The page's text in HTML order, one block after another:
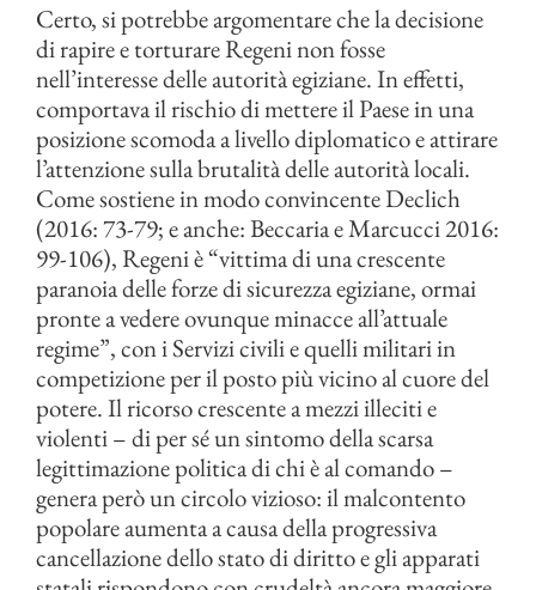
Certo, si potrebbe argomentare che la decisione
di rapire e torturare Regeni non fosse
nell’interesse delle autorità egiziane. In effetti,
comportava il rischio di mettere il Paese in una
posizione scomoda a livello diplomatico e attirare
l’attenzione sulla brutalità delle autorità locali.
Come sostiene in modo convincente Declich
(2016: 73-79; e anche: Beccaria e Marcucci 2016:
99-106), Regeni è “vittima di una crescente
paranoia delle forze di sicurezza egiziane, ormai
pronte a vedere ovunque minacce all’attuale
regime”, con i Servizi civili e quelli militari in
competizione per il posto più vicino al cuore del
potere. Il ricorso crescente a mezzi illeciti e
violenti – di per sé un sintomo della scarsa
legittimazione politica di chi è al comando –
genera però un circolo vizioso: il malcontento
popolare aumenta a causa della progressiva
cancellazione dello stato di diritto e gli apparati